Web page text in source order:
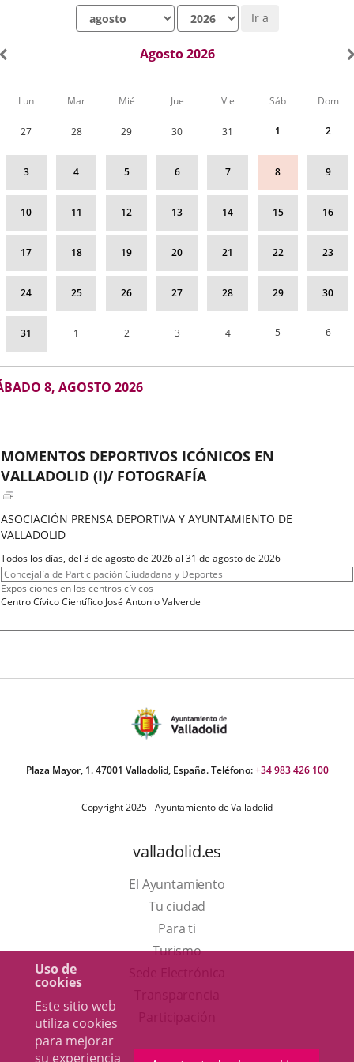
Uso de
cookies
Este sitio web
utiliza cookies
para mejorar
su experiencia
Ir a
Agosto 2026
Calendario
correspondiente
Lun Mar Mié Jue Vie Sáb Dom
27 28 29 30 31 1 2
3 4 5 6 7 8 9
10 11 12 13 14 15 16
17 18 19 20 21 22 23
24 25 26 27 28 29 30
31 1 2 3 4 5 6
8, AGOSTO 2026
MOMENTOS DEPORTIVOS ICÓNICOS EN
VALLADOLID (I)/ FOTOGRAFÍA
ASOCIACIÓN PRENSA DEPORTIVA Y AYUNTAMIENTO DE
VALLADOLID
Fechas
del
evento
Todos los días, del 3 de agosto de 2026 al 31 de agosto de 2026
Organizador
de
actividad
Concejalía de Participación Ciudadana y Deportes
Programa
Exposiciones en los centros cívicos
Espacio
Centro Cívico Científico José Antonio Valverde
Plaza Mayor, 1. 47001 Valladolid, España. Teléfono:+34 983 426 100
Copyright 2025 - Ayuntamiento de Valladolid
valladolid.es
El Ayuntamiento
Tu ciudad
Para ti
TurismoEste